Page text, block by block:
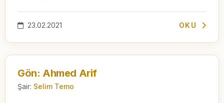
23.02.2021 OKU
Gön: Ahmed Arif
Şair: Selim Temo